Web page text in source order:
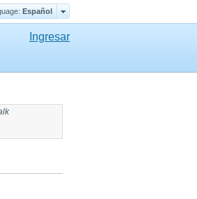
Еspañol
Ingresar